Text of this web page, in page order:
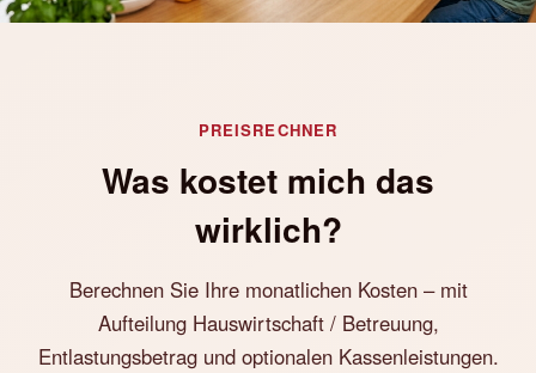
PREISRECHNER
Was kostet mich das
wirklich?
Berechnen Sie Ihre monatlichen Kosten – mit
Aufteilung Hauswirtschaft / Betreuung,
Entlastungsbetrag und optionalen Kassenleistungen.